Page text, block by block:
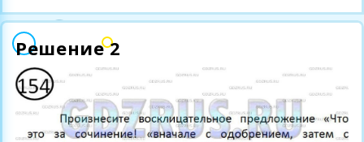
Решение 2